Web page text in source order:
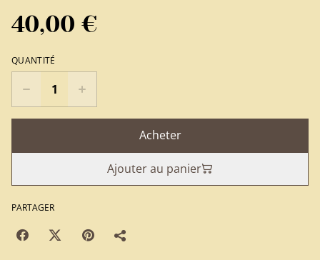
40,00 €
QUANTITÉ
Acheter
Ajouter au panier
PARTAGER